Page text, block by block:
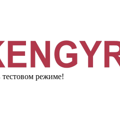
тестовом режиме!